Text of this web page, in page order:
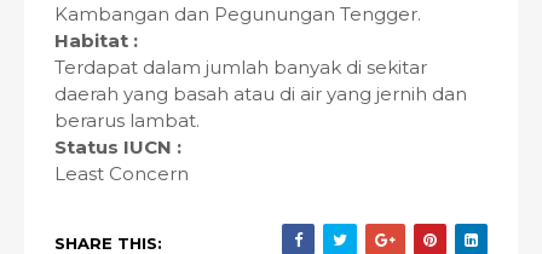
Kambangan dan Pegunungan Tengger.
Habitat :
Terdapat dalam jumlah banyak di sekitar
daerah yang basah atau di air yang jernih dan
berarus lambat.
Status IUCN :
Least Concern
SHARE THIS: